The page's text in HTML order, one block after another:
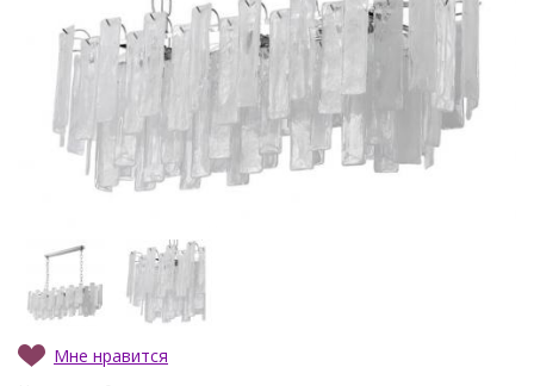
Мне нравится